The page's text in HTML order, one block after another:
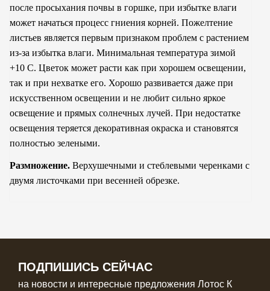
после просыхания почвы в горшке, при избытке влаги
может начаться процесс гниения корней. Пожелтение
листьев является первым признаком проблем с растением
из-за избытка влаги. Минимальная температура зимой
+10 С. Цветок может расти как при хорошем освещении,
так и при нехватке его. Хорошо развивается даже при
искусственном освещении и не любит сильно яркое
освещение и прямых солнечных лучей. При недостатке
освещения теряется декоративная окраска и становятся
полностью зелеными.
Размножение. Верхушечными и стеблевыми черенками с
двумя листочками при весенней обрезке.
ПОДПИШИСЬ СЕЙЧАС
на новости и интересные предложения Лотос К